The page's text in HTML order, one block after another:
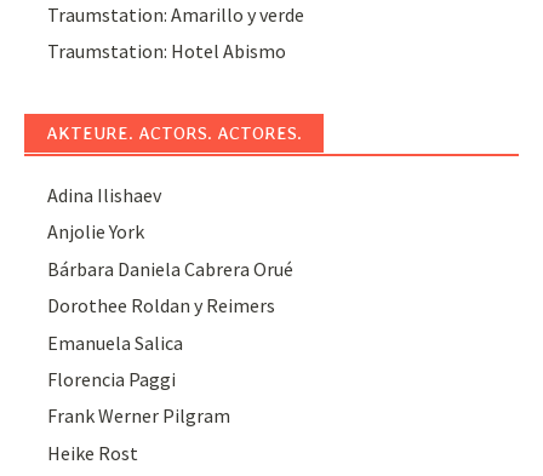
Traumstation: Amarillo y verde
Traumstation: Hotel Abismo
AKTEURE. ACTORS. ACTORES.
Adina Ilishaev
Anjolie York
Bárbara Daniela Cabrera Orué
Dorothee Roldan y Reimers
Emanuela Salica
Florencia Paggi
Frank Werner Pilgram
Heike Rost